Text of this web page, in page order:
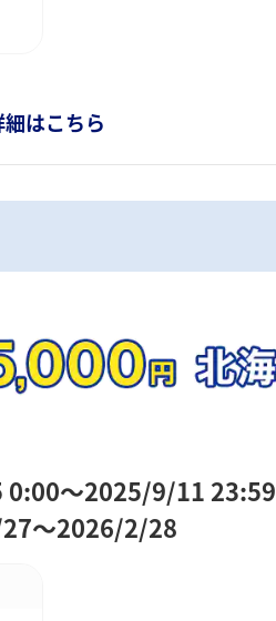
はこちら
0:00～2025/9/11 23:59
～2026/2/28